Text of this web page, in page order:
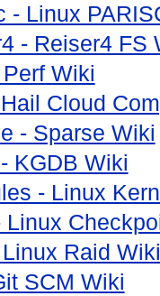
- Linux
- Reiser4 FS
Wiki
Cloud
- Sparse Wiki
KGDB Wiki
- Linux
Linux
Raid Wiki
SCM Wiki